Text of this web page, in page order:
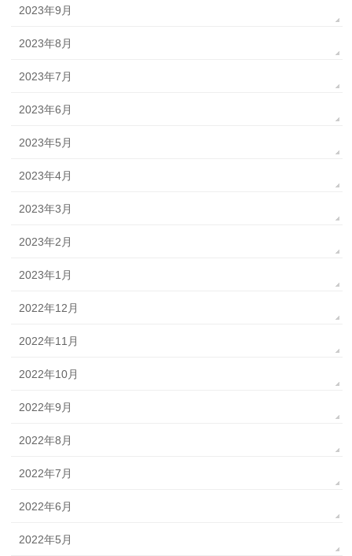
2023年9月
2023年8月
2023年7月
2023年6月
2023年5月
2023年4月
2023年3月
2023年2月
2023年1月
2022年12月
2022年11月
2022年10月
2022年9月
2022年8月
2022年7月
2022年6月
2022年5月